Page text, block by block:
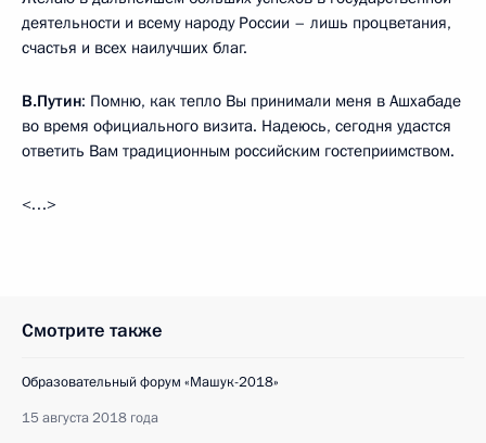
деятельности и всему народу России – лишь процветания,
счастья и всех наилучших благ.
В.Путин: Помню, как тепло Вы принимали меня в Ашхабаде
во время официального визита. Надеюсь, сегодня удастся
ответить Вам традиционным российским гостеприимством.
<…>
Смотрите также
Образовательный форум «Машук-2018»
15 августа 2018 года